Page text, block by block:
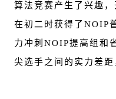
算法竞赛产生了兴趣
在初二时获得了NOIP
力冲刺NOIP提高组和
尖选手之间的实力差距